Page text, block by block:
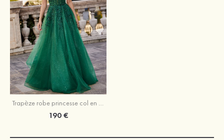
Trapèze robe princesse col en v tulle ras du sol robe de bal
190 €